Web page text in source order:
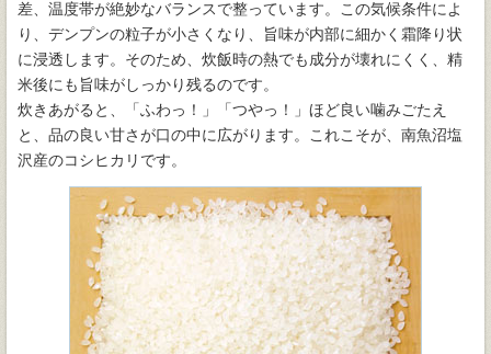
差、温度帯が絶妙なバランスで整っています。この気候条件によ
り、デンプンの粒子が小さくなり、旨味が内部に細かく霜降り状
に浸透します。そのため、炊飯時の熱でも成分が壊れにくく、精
米後にも旨味がしっかり残るのです。
炊きあがると、「ふわっ！」「つやっ！」ほど良い噛みごたえ
と、品の良い甘さが口の中に広がります。これこそが、南魚沼塩
沢産のコシヒカリです。